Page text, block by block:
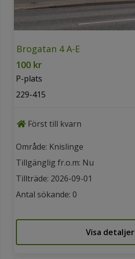
Brogatan 4 A-E
100 kr
P-plats
229-415
Först till kvarn
Område: Knislinge
Tillgänglig fr.o.m: Nu
Tillträde: 2026-09-01
Antal sökande: 0
Visa detaljer